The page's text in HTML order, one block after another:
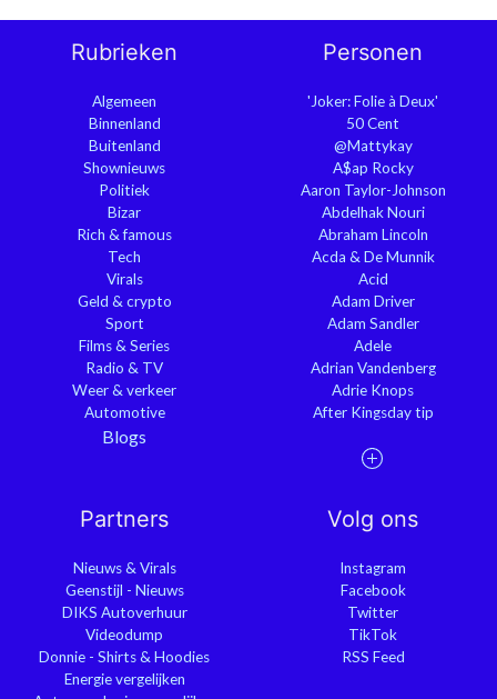
Rubrieken
Algemeen
Binnenland
Buitenland
Shownieuws
Politiek
Bizar
Rich & famous
Tech
Virals
Geld & crypto
Sport
Films & Series
Radio & TV
Weer & verkeer
Automotive
Blogs
Personen
'Joker: Folie à Deux'
50 Cent
@Mattykay
A$ap Rocky
Aaron Taylor-Johnson
Abdelhak Nouri
Abraham Lincoln
Acda & De Munnik
Acid
Adam Driver
Adam Sandler
Adele
Adrian Vandenberg
Adrie Knops
After Kingsday tip
Partners
Nieuws & Virals
Geenstijl - Nieuws
DIKS Autoverhuur
Videodump
Donnie - Shirts & Hoodies
Energie vergelijken
Volg ons
Instagram
Facebook
Twitter
TikTok
RSS Feed